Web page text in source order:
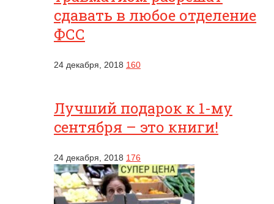
сдавать в любое отделение
ФСС
24 декабря, 2018 160
Лучший подарок к 1-му
сентября – это книги!
24 декабря, 2018 176